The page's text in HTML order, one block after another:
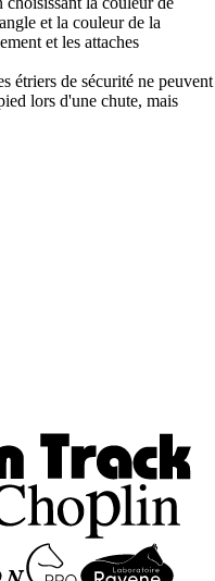
et la couleur de la
et les attaches
étriers de sécurité ne peuvent
lors d'une chute, mais